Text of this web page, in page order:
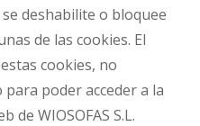
deshabilite o bloquee
de las cookies. El
cookies, no
poder acceder a la
de WIOSOFAS S.L.